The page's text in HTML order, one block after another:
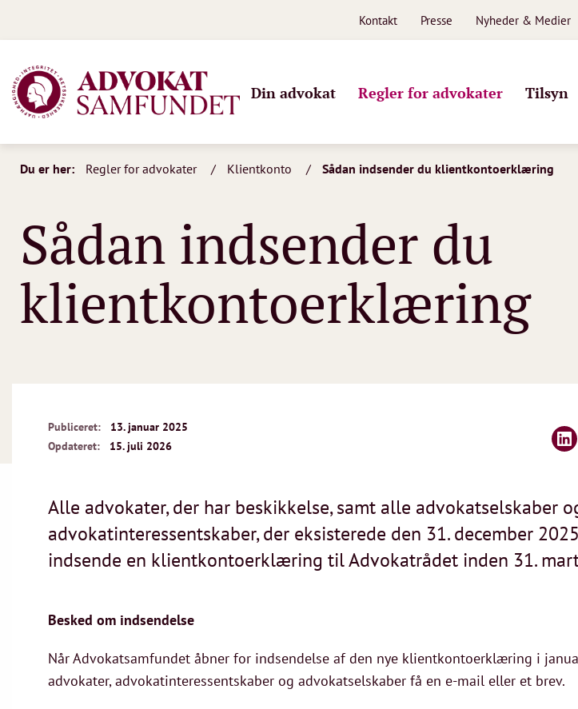
Kontakt Presse Nyheder & Medier
Din advokat Regler for advokater Tilsyn
Du er her: Regler for advokater Klientkonto Sådan indsender du klientkontoerklæring
Sådan indsender du
klientkontoerklæring
Publiceret:
13. januar 2025
Opdateret:
15. juli 2026
Alle advokater, der har beskikkelse, samt alle advokatselskaber
advokatinteressentskaber, der eksisterede den 31. december
indsende en klientkontoerklæring til Advokatrådet inden 31.
Besked om indsendelse
Når Advokatsamfundet åbner for indsendelse af den nye klientkontoerklæring i
advokater, advokatinteressentskaber og advokatselskaber få en e-mail eller et brev.